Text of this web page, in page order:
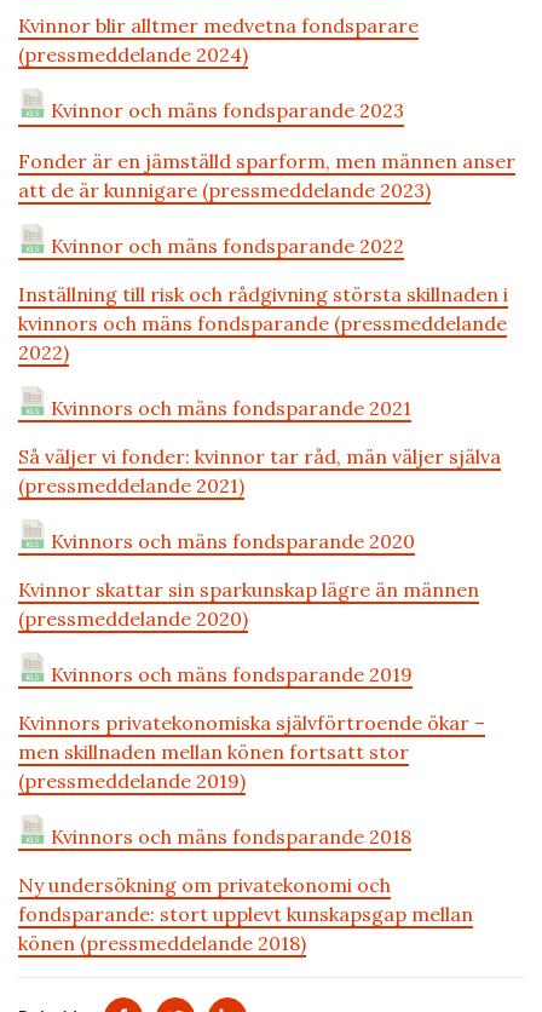
Kvinnor blir alltmer medvetna fondsparare
(pressmeddelande 2024)
Kvinnor och mäns fondsparande 2023
Fonder är en jämställd sparform, men männen anser
att de är kunnigare (pressmeddelande 2023)
Kvinnor och mäns fondsparande 2022
Inställning till risk och rådgivning största skillnaden i
kvinnors och mäns fondsparande (pressmeddelande
2022)
Kvinnors och mäns fondsparande 2021
Så väljer vi fonder: kvinnor tar råd, män väljer själva
(pressmeddelande 2021)
Kvinnors och mäns fondsparande 2020
Kvinnor skattar sin sparkunskap lägre än männen
(pressmeddelande 2020)
Kvinnors och mäns fondsparande 2019
Kvinnors privatekonomiska självförtroende ökar –
men skillnaden mellan könen fortsatt stor
(pressmeddelande 2019)
Kvinnors och mäns fondsparande 2018
Ny undersökning om privatekonomi och
fondsparande: stort upplevt kunskapsgap mellan
könen (pressmeddelande 2018)